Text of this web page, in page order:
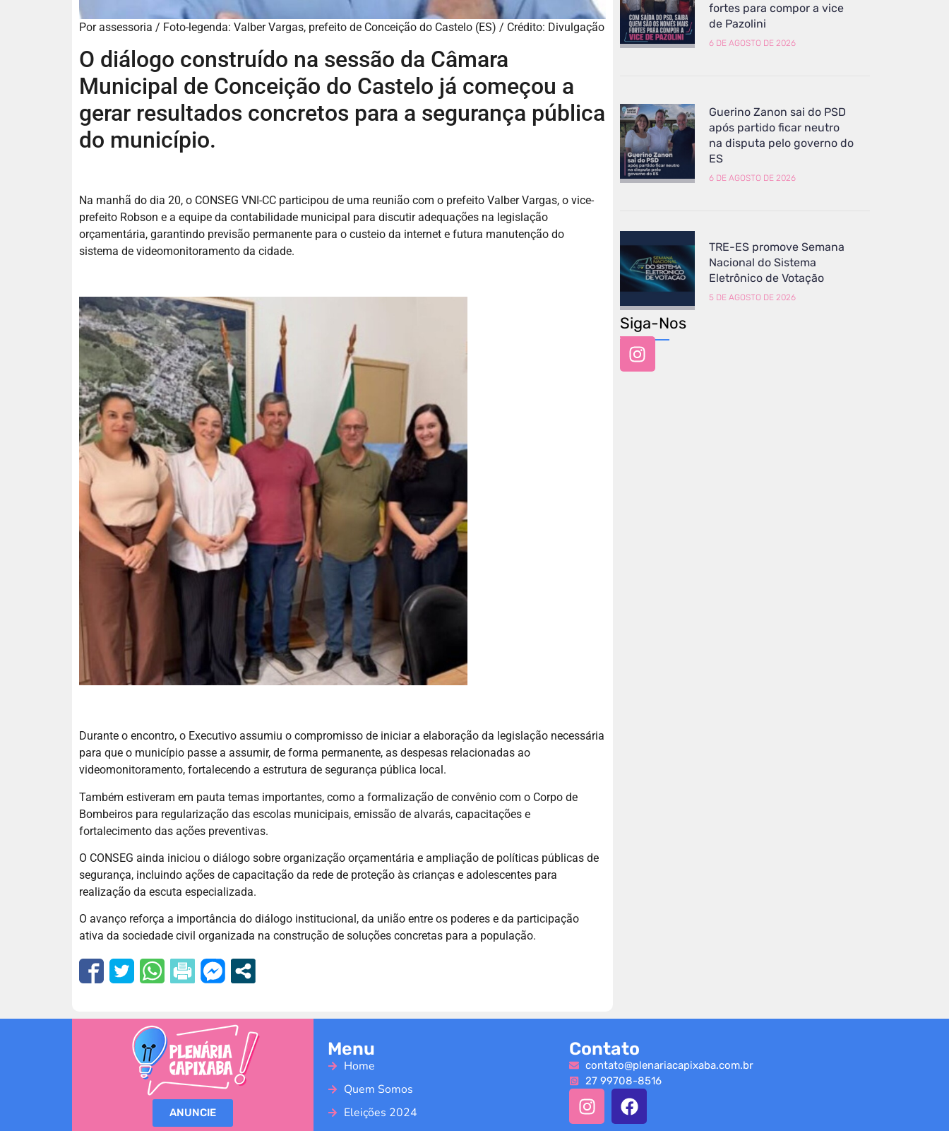
Por assessoria / Foto-legenda: Valber Vargas, prefeito de Conceição do Castelo (ES) / Crédito: Divulgação
O diálogo construído na sessão da Câmara
Municipal de Conceição do Castelo já começou a
gerar resultados concretos para a segurança pública
do município.
Na manhã do dia 20, o CONSEG VNI-CC participou de uma reunião com o prefeito Valber Vargas, o vice-
prefeito Robson e a equipe da contabilidade municipal para discutir adequações na legislação
orçamentária, garantindo previsão permanente para o custeio da internet e futura manutenção do
sistema de videomonitoramento da cidade.
Durante o encontro, o Executivo assumiu o compromisso de iniciar a elaboração da legislação necessária
para que o município passe a assumir, de forma permanente, as despesas relacionadas ao
videomonitoramento, fortalecendo a estrutura de segurança pública local.
Também estiveram em pauta temas importantes, como a formalização de convênio com o Corpo de
Bombeiros para regularização das escolas municipais, emissão de alvarás, capacitações e
fortalecimento das ações preventivas.
O CONSEG ainda iniciou o diálogo sobre organização orçamentária e ampliação de políticas públicas de
segurança, incluindo ações de capacitação da rede de proteção às crianças e adolescentes para
realização da escuta especializada.
O avanço reforça a importância do diálogo institucional, da união entre os poderes e da participação
ativa da sociedade civil organizada na construção de soluções concretas para a população.
fortes para compor a vice
de Pazolini
6 DE AGOSTO DE 2026
Guerino Zanon sai do PSD
após partido ficar neutro
na disputa pelo governo do
ES
6 DE AGOSTO DE 2026
TRE-ES promove Semana
Nacional do Sistema
Eletrônico de Votação
5 DE AGOSTO DE 2026
Siga-Nos
ANUNCIE
Menu
Home
Quem Somos
Eleições 2024
Contato
contato@plenariacapixaba.com.br
27 99708-8516